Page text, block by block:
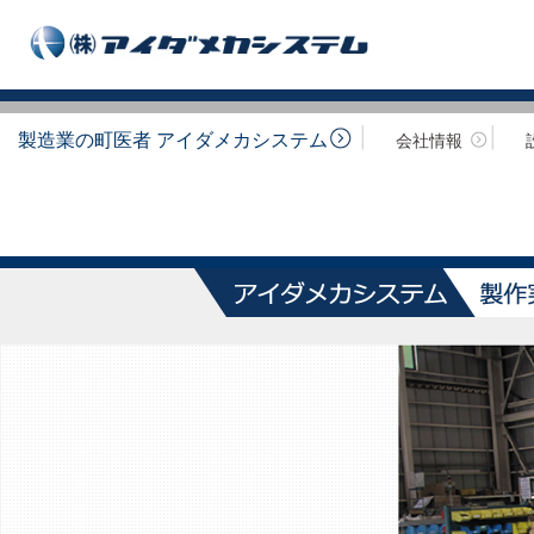
製造業の町医者 アイダメカシステム 会社情報